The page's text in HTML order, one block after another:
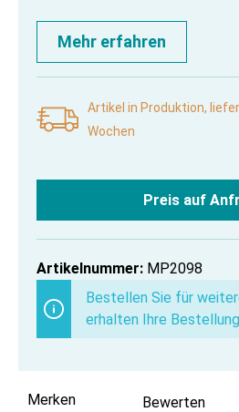
Mehr erfahren
Artikel in Produktion,
Wochen
Preis auf
Artikelnummer: MP2098
Bestellen Sie für
erhalten Ihre
Merken Bewerten